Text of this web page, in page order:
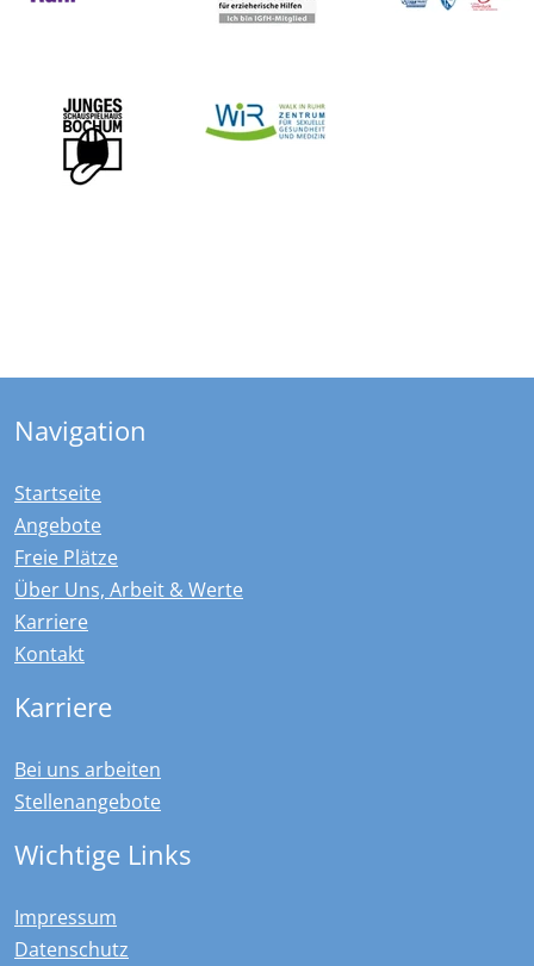
Navigation
Startseite
Angebote
Freie Plätze
Über Uns, Arbeit & Werte
Karriere
Kontakt
Karriere
Bei uns arbeiten
Stellenangebote
Wichtige Links
Impressum
Datenschutz